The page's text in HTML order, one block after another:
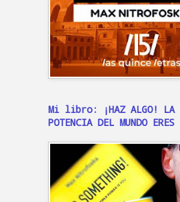
Mi libro: ¡HAZ ALGO! LA
POTENCIA DEL MUNDO